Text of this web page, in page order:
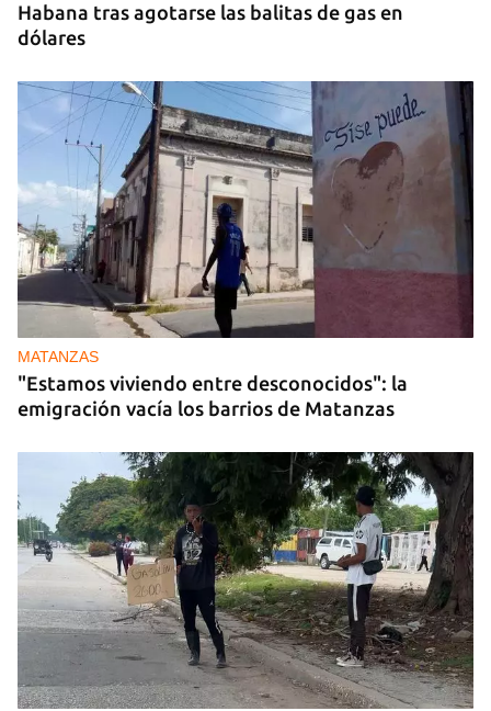
Habana tras agotarse las balitas de gas en
dólares
MATANZAS
"Estamos viviendo entre desconocidos": la
emigración vacía los barrios de Matanzas